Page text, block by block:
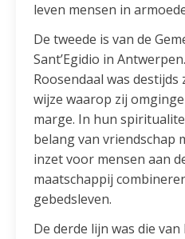
leven mensen in
De tweede is van de
Sant’Egidio in
Roosendaal was
wijze waarop zij
marge. In hun
belang van vriendschap
inzet voor mensen aan
maatschappij
gebedsleven.
De derde lijn was die